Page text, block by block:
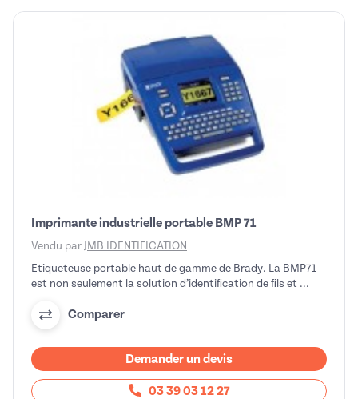
Imprimante industrielle portable BMP 71
Vendu par JMB IDENTIFICATION
Etiqueteuse portable haut de gamme de Brady. La BMP71
est non seulement la solution d’identiﬁcation de ﬁls et ...
Comparer
Demander un devis
03 39 03 12 27